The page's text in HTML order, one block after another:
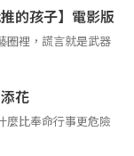
推的孩子】電影版
圈裡，謊言就是武器
花
麼比奉命行事更危險